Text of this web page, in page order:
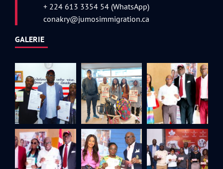
+ 224 613 3354 54 (WhatsApp)
conakry@jumosimmigration.ca
GALERIE